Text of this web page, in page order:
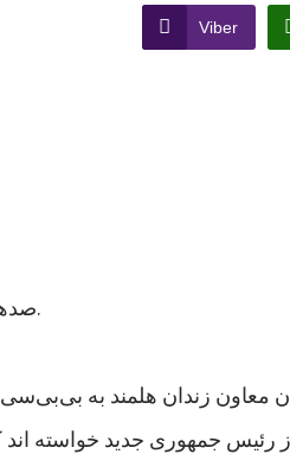
Viber
صدها زندانی در ولایت هلمند در جنوب افغانستان اعتصاب غذایی کردند.